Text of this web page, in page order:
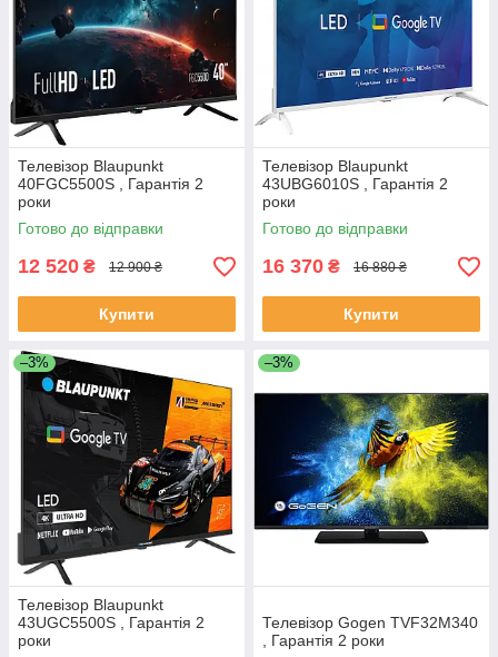
Телевізор Blaupunkt
40FGC5500S , Гарантія 2
роки
Готово до відправки
12 520 ₴ 12 900 ₴
Купити
Телевізор Blaupunkt
43UBG6010S , Гарантія 2
роки
Готово до відправки
16 370 ₴ 16 880 ₴
Купити
–3%
Телевізор Blaupunkt
43UGC5500S , Гарантія 2
роки
–3%
Телевізор Gogen TVF32M340
, Гарантія 2 роки